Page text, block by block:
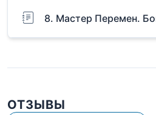
8. Мастер Перемен.
ОТЗЫВЫ